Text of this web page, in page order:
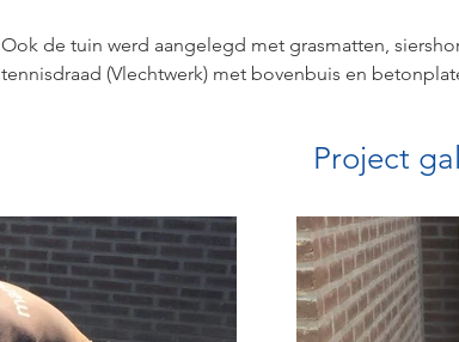
Ook de tuin werd aangelegd met grasmatten,
tennisdraad (Vlechtwerk) met bovenbuis en
Project